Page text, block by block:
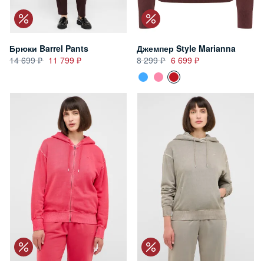
Брюки Barrel Pants
14 699
11 799
Джемпер Style Marianna
8 299
6 699